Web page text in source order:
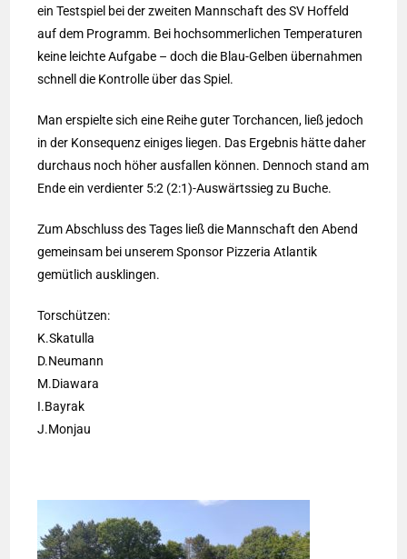
ein Testspiel bei der zweiten Mannschaft des SV Hoffeld
auf dem Programm. Bei hochsommerlichen Temperaturen
keine leichte Aufgabe – doch die Blau-Gelben übernahmen
schnell die Kontrolle über das Spiel.
Man erspielte sich eine Reihe guter Torchancen, ließ jedoch
in der Konsequenz einiges liegen. Das Ergebnis hätte daher
durchaus noch höher ausfallen können. Dennoch stand am
Ende ein verdienter 5:2 (2:1)-Auswärtssieg zu Buche.
Zum Abschluss des Tages ließ die Mannschaft den Abend
gemeinsam bei unserem Sponsor Pizzeria Atlantik
gemütlich ausklingen.
Torschützen:
K.Skatulla
D.Neumann
M.Diawara
I.Bayrak
J.Monjau